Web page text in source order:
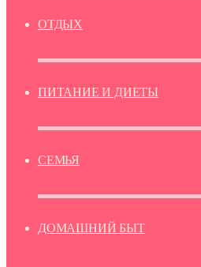
ОТДЫХ
ПИТАНИЕ И ДИЕТЫ
СЕМЬЯ
ДОМАШНИЙ БЫТ